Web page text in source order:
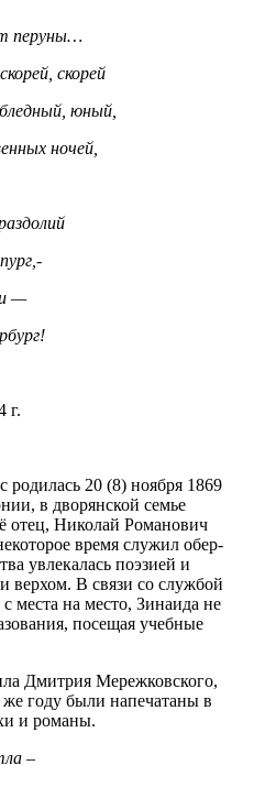
перуны…
скорей
юный,
ночей,
—
г.
20 (8) ноября 1869
в дворянской семье
отец, Николай Романович
время служил обер-
увлекалась поэзией и
верхом. В связи со службой
места на место, Зинаида не
посещая учебные
Дмитрия Мережковского,
году были напечатаны в
и романы.
–